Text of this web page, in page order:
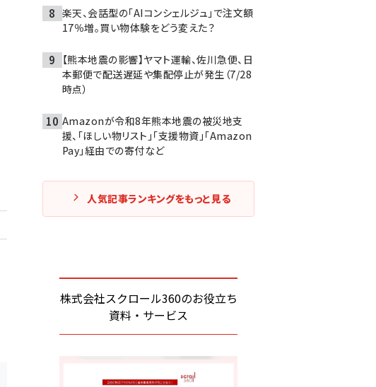
楽天、会話型の「AIコンシェルジュ」で注文額
17％増。買い物体験をどう変えた？
【熊本地震の影響】ヤマト運輸、佐川急便、日
本郵便で配送遅延や集配停止が発生（7/28
時点）
Amazonが令和8年熊本地震の被災地支
援、「ほしい物リスト」「支援物資」「Amazon
Pay」経由での寄付など
人気記事ランキングをもっと見る